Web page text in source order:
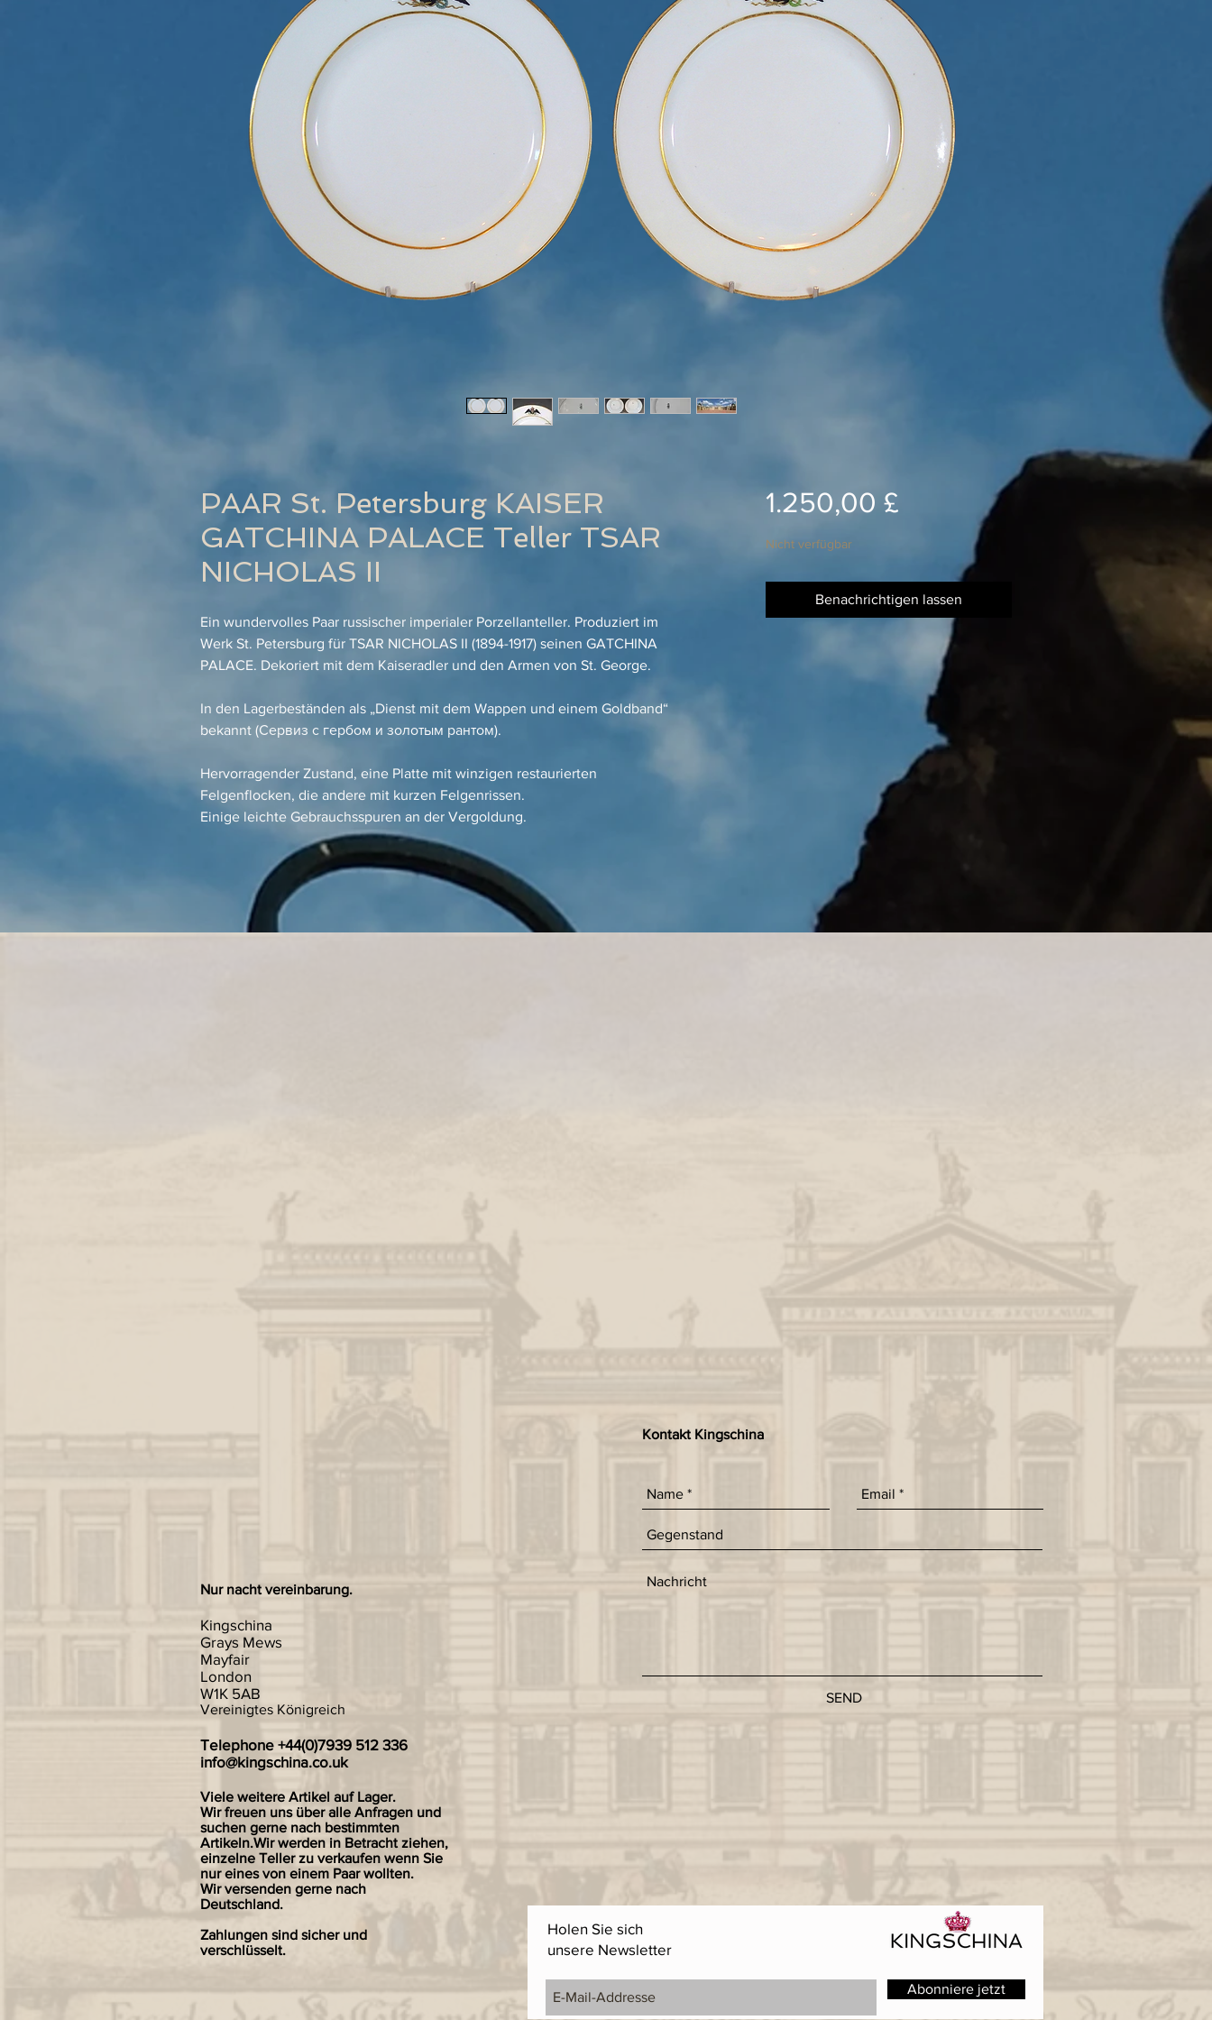
PAAR St. Petersburg KAISER
GATCHINA PALACE Teller TSAR
NICHOLAS II
Ein wundervolles Paar russischer imperialer Porzellanteller. Produziert im
Werk St. Petersburg für TSAR NICHOLAS II (1894-1917) seinen GATCHINA
PALACE. Dekoriert mit dem Kaiseradler und den Armen von St. George.
In den Lagerbeständen als „Dienst mit dem Wappen und einem Goldband“
bekannt (Сервиз с гербом и золотым рантом).
Hervorragender Zustand, eine Platte mit winzigen restaurierten
Felgenflocken, die andere mit kurzen Felgenrissen.
Einige leichte Gebrauchsspuren an der Vergoldung.
1.250,00 £Preis
Nicht verfügbar
Benachrichtigen lassen
Nur nacht vereinbarung.
Kingschina
Grays Mews
Mayfair
London
W1K 5AB
Vereinigtes Königreich
Telephone +44(0)7939 512 336
info@kingschina.co.uk
Viele weitere Artikel auf Lager.
Wir freuen uns über alle Anfragen und
suchen gerne nach bestimmten
Artikeln.Wir werden in Betracht ziehen,
einzelne Teller zu verkaufen wenn Sie
nur eines von einem Paar wollten.
Wir versenden gerne nach
Deutschland.
Zahlungen sind sicher und
verschlüsselt.
Kontakt Kingschina
SEND
Holen Sie sich
unsere Newsletter
Abonniere jetzt